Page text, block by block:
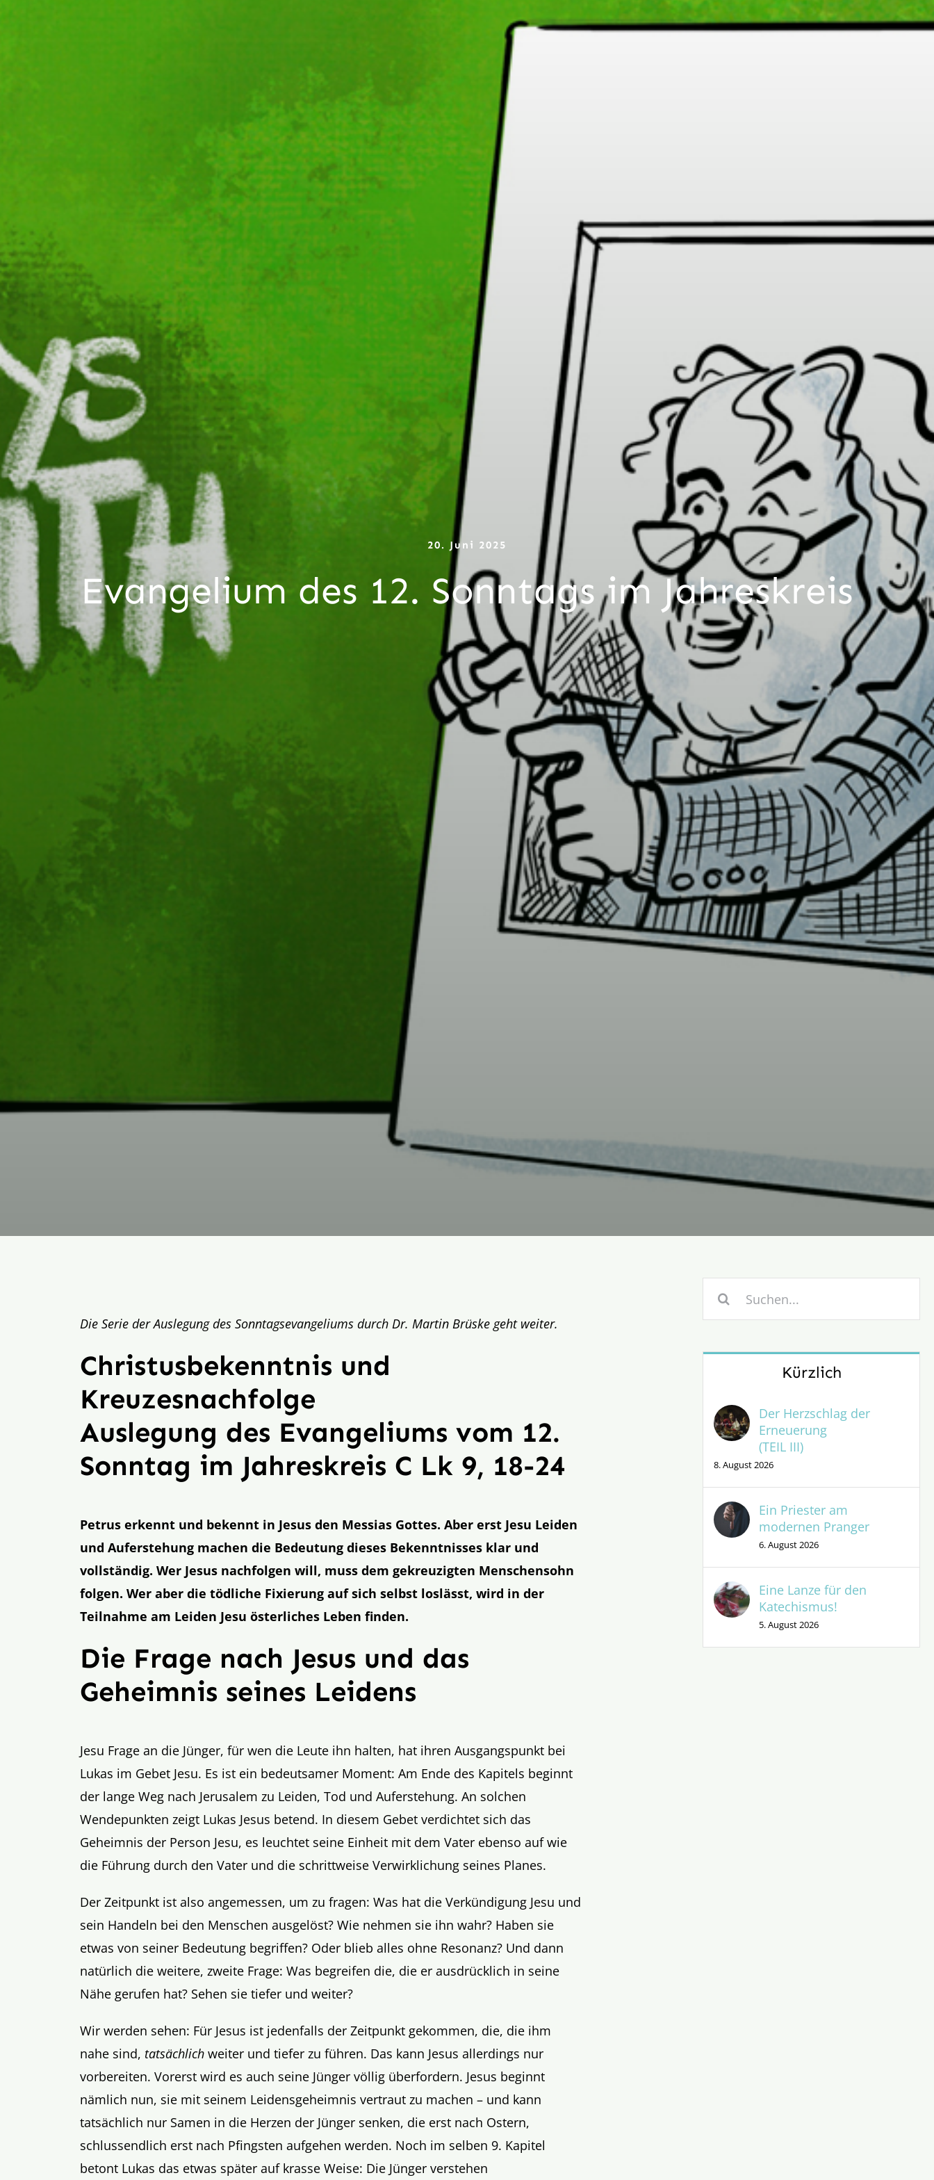
20. Juni 2025
Evangelium des 12. Sonntags im Jahreskreis
Die Serie der Auslegung des Sonntagsevangeliums durch Dr. Martin Brüske geht weiter.
Christusbekenntnis und
Kreuzesnachfolge
Auslegung des Evangeliums vom 12.
Sonntag im Jahreskreis C Lk 9, 18-24
Petrus erkennt und bekennt in Jesus den Messias Gottes. Aber erst Jesu Leiden
und Auferstehung machen die Bedeutung dieses Bekenntnisses klar und
vollständig. Wer Jesus nachfolgen will, muss dem gekreuzigten Menschensohn
folgen. Wer aber die tödliche Fixierung auf sich selbst loslässt, wird in der
Teilnahme am Leiden Jesu österliches Leben finden.
Die Frage nach Jesus und das
Geheimnis seines Leidens
Jesu Frage an die Jünger, für wen die Leute ihn halten, hat ihren Ausgangspunkt bei
Lukas im Gebet Jesu. Es ist ein bedeutsamer Moment: Am Ende des Kapitels beginnt
der lange Weg nach Jerusalem zu Leiden, Tod und Auferstehung. An solchen
Wendepunkten zeigt Lukas Jesus betend. In diesem Gebet verdichtet sich das
Geheimnis der Person Jesu, es leuchtet seine Einheit mit dem Vater ebenso auf wie
die Führung durch den Vater und die schrittweise Verwirklichung seines Planes.
Der Zeitpunkt ist also angemessen, um zu fragen: Was hat die Verkündigung Jesu und
sein Handeln bei den Menschen ausgelöst? Wie nehmen sie ihn wahr? Haben sie
etwas von seiner Bedeutung begriffen? Oder blieb alles ohne Resonanz? Und dann
natürlich die weitere, zweite Frage: Was begreifen die, die er ausdrücklich in seine
Nähe gerufen hat? Sehen sie tiefer und weiter?
Wir werden sehen: Für Jesus ist jedenfalls der Zeitpunkt gekommen, die, die ihm
nahe sind, tatsächlich weiter und tiefer zu führen. Das kann Jesus allerdings nur
vorbereiten. Vorerst wird es auch seine Jünger völlig überfordern. Jesus beginnt
nämlich nun, sie mit seinem Leidensgeheimnis vertraut zu machen – und kann
tatsächlich nur Samen in die Herzen der Jünger senken, die erst nach Ostern,
schlussendlich erst nach Pfingsten aufgehen werden. Noch im selben 9. Kapitel
betont Lukas das etwas später auf krasse Weise: Die Jünger verstehen
nach:
Kürzlich
Der Herzschlag der
Erneuerung
(TEIL III)
8. August 2026
Ein Priester am
modernen Pranger
6. August 2026
Eine Lanze für den
Katechismus!
5. August 2026